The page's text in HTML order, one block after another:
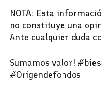
NOTA: Esta
no constituye una
Ante cualquier duda
Sumamos valor!
#Origendefondos